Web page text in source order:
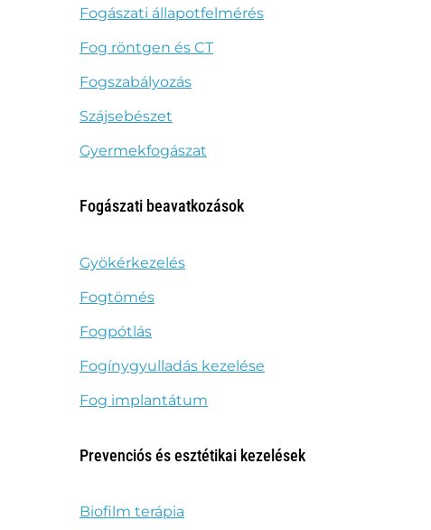
Fogászati állapotfelmérés
Fog röntgen és CT
Fogszabályozás
Szájsebészet
Gyermekfogászat
Fogászati beavatkozások
Gyökérkezelés
Fogtömés
Fogpótlás
Fogínygyulladás kezelése
Fog implantátum
Prevenciós és esztétikai kezelések
Biofilm terápia